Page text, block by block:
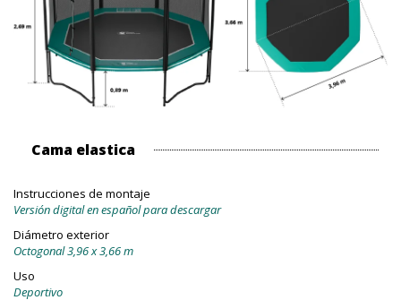
Cama elastica
Instrucciones de montaje
Versión digital en español para descargar
Diámetro exterior
Octogonal 3,96 x 3,66 m
Uso
Deportivo